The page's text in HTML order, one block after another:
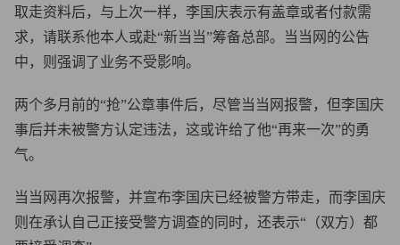
取走资料后，与上次一样，李国庆表示有盖章或者付款需
求，请联系他本人或赴“新当当”筹备总部。当当网的公告
中，则强调了业务不受影响。
两个多月前的“抢”公章事件后，尽管当当网报警，但李国庆
事后并未被警方认定违法，这或许给了他“再来一次”的勇
气。
当当网再次报警，并宣布李国庆已经被警方带走，而李国庆
则在承认自己正接受警方调查的同时，还表示“（双方）都